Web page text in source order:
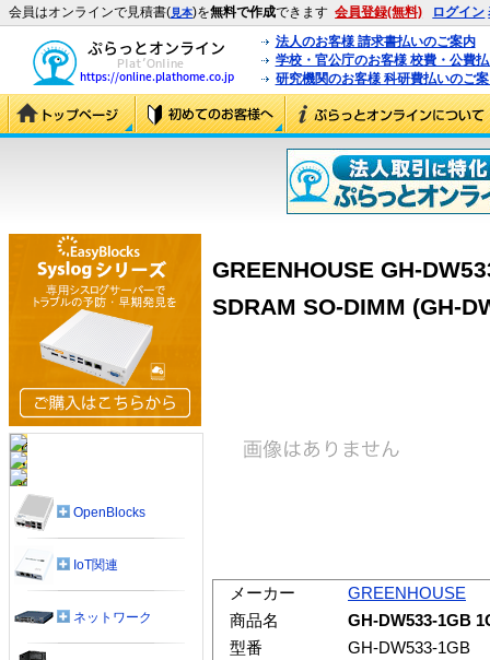
会員はオンラインで見積書(見本)を無料で作成できます 会員登録(無料) ログイン
法人のお客様 請求書払いのご案内
学校・官公庁のお客様 校費・公費
研究機関のお客様 科研費払いのご
GREENHOUSE GH-
SDRAM SO-DIMM (GH-
メーカー
GREENHOUSE
商品名
GH-DW533-1GB
型番
GH-DW533-1GB
OpenBlocks
IoT関連
ネットワーク